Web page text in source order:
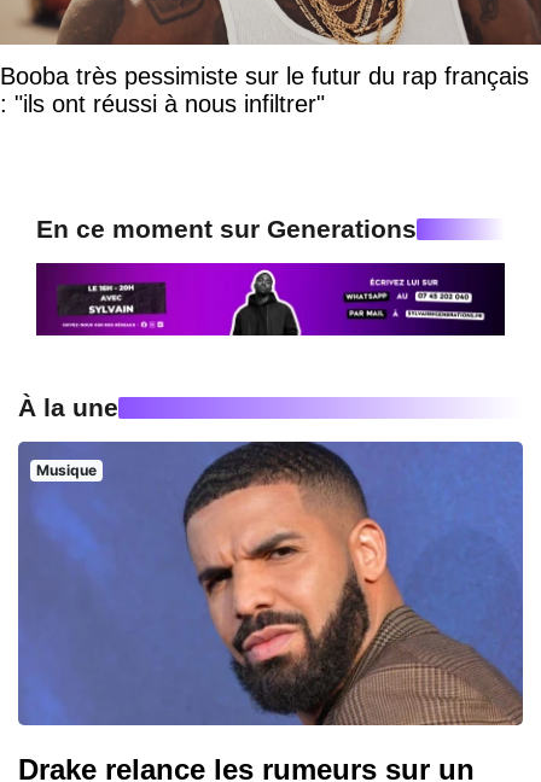
Booba très pessimiste sur le futur du rap français
: "ils ont réussi à nous infiltrer"
En ce moment sur Generations
À la une
Musique
Drake relance les rumeurs sur un